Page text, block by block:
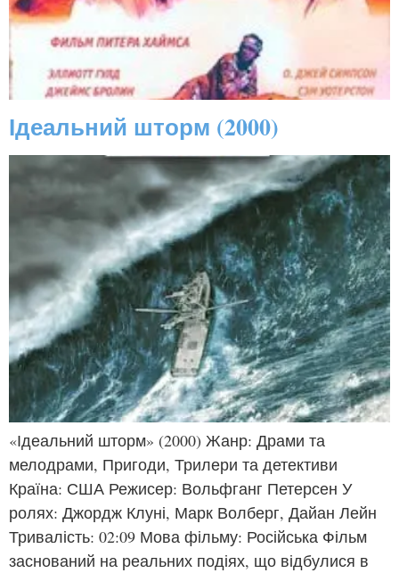
Ідеальний шторм (2000)
«Ідеальний шторм» (2000) Жанр: Драми та
мелодрами, Пригоди, Трилери та детективи
Країна: США Режисер: Вольфганг Петерсен У
ролях: Джордж Клуні, Марк Волберг, Дайан Лейн
Тривалість: 02:09 Мова фільму: Російська Фільм
заснований на реальних подіях, що відбулися в